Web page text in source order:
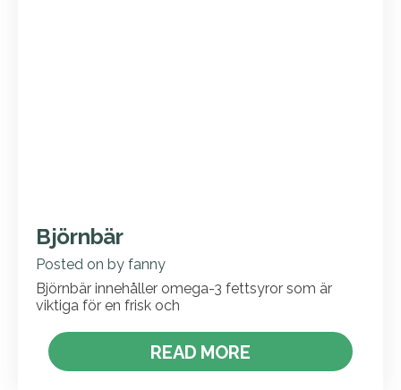
Björnbär
Posted on by fanny
Björnbär innehåller omega-3 fettsyror som är
viktiga för en frisk och
READ MORE